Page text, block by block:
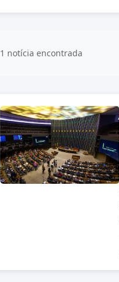
1 notícia encontrada